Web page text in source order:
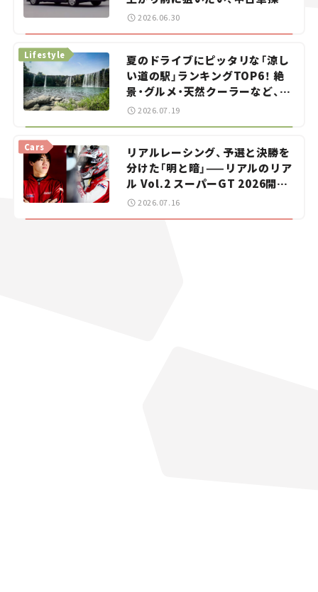
をお手伝い――ちょっとイケてるマ
2026.06.30
夏のドライブにピッタリな「涼し
い道の駅」ランキングTOP6！ 絶
景・グルメ・天然クーラーなど、避
暑におすすめのスポットを紹介
Lifestyle
2026.07.19
リアルレーシング、予選と決勝を
分けた「明と暗」——リアルのリア
ル Vol.2 スーパーGT 2026開幕
戦 岡山国際サーキット
Cars
2026.07.16